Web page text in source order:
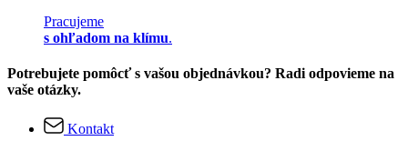
Pracujeme
s ohľadom na klímu.
Potrebujete pomôcť s vašou objednávkou? Radi odpovieme na
vaše otázky.
Kontakt